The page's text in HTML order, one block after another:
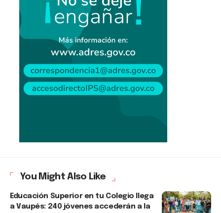
You Might Also Like
Educación Superior en tu Colegio llega
a Vaupés: 240 jóvenes accederán a la